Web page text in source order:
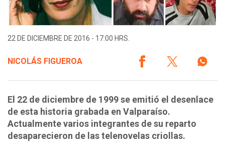
22 DE DICIEMBRE DE 2016 - 17:00 HRS.
NICOLÁS FIGUEROA
El 22 de diciembre de 1999 se emitió el desenlace
de esta historia grabada en Valparaíso.
Actualmente varios integrantes de su reparto
desaparecieron de las telenovelas criollas.